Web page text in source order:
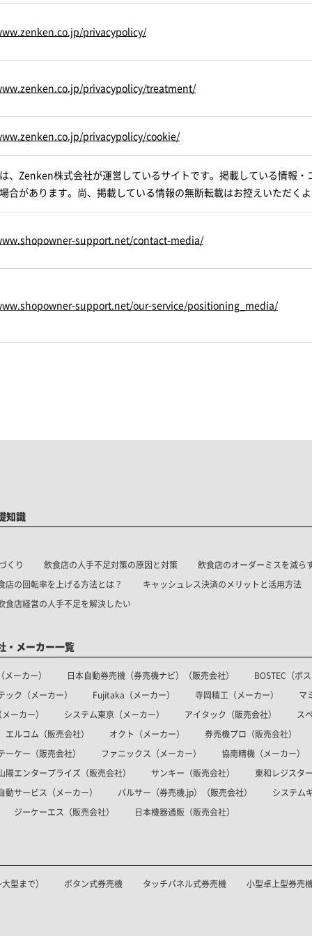
privacypolicy/
privacypolicy/treatment/
privacypolicy/cookie/
、Zenken株式会社が運営しているサイトです。掲載している情報
合があります。尚、掲載している情報の無断転載はお控えいただく
support.net/contact-media/
support.net/our-service/positioning_media/
知識
くり 飲食店の人手不足対策の原因と対策
飲食店のオーダーミスを減ら
店の回転率を上げる方法とは？
キャッシュレス決済のメリットと活用方法
食店経営の人手不足を解決したい
・メーカー一覧
ーカー） 日本自動券売機（券売機ナビ）（販売会社）
BOSTEC（ボ
ック（メーカー）
Fujitaka（メーカー） 寺岡精工（メーカー）
マ
ーカー）
システム東京（メーカー） アイタック（販売会社）
ス
エルコム（販売会社）
オクト（メーカー）
券売機プロ（販売会社）
ーケー（販売会社）
ファニックス（メーカー）
協南精機（メーカー）
陽エンタープライズ（販売会社）
サンキー（販売会社）
東和レジスタ
動サービス（メーカー）
パルサー（券売機.jp）（販売会社）
システム
ジーケーエス（販売会社）
日本機器通販（販売会社）
型まで） ボタン式券売機 タッチパネル式券売機 小型卓上型券売